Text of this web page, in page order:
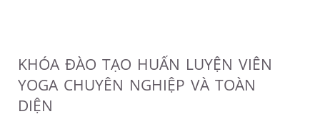
KHÓA ĐÀO TẠO HUẤN LUYỆN VIÊN
YOGA CHUYÊN NGHIỆP VÀ TOÀN
DIỆN